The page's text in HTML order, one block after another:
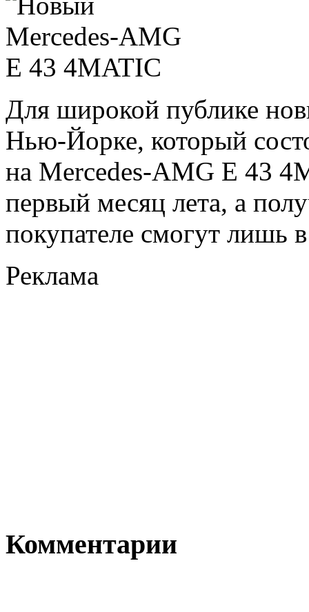
Для широкой публике
Нью-Йорке, который
на Mercedes-AMG E 43
первый месяц лета, а
покупателе смогут лишь
Реклама
Комментарии